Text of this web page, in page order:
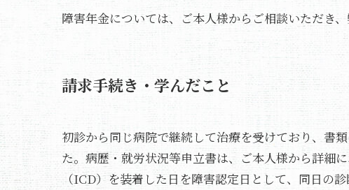
障害年金については、ご本人様からご相談いただき
請求手続き・学んだこと
初診から同じ病院で継続して治療を受けており、書
た。病歴・就労状況等申立書は、ご本人様から詳細
（ICD）を装着した日を障害認定日として、同日の